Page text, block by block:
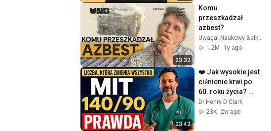
23:32
Komu
przeszkadzał
azbest?
Uwaga! Naukowy Bełkot
1.2M
1y ago
23:42
❤️ Jak wysokie jest
ciśnienie krwi po
60. roku życia?
Kardiolog ujawnia
prawdziwą strefę
Dr Henry D Clark
23K
2w ago